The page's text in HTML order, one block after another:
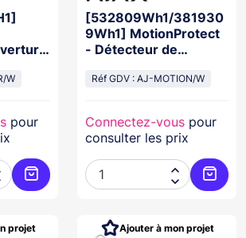
W
pour
Ajouter au panier
[532809Wh1/381930
9Wh1] MotionProtect
- Détecteur de
Réf GDV : AJ-MOTION/W
Connectez-vous pour
consulter les prix


projet Ajouter à mon projet